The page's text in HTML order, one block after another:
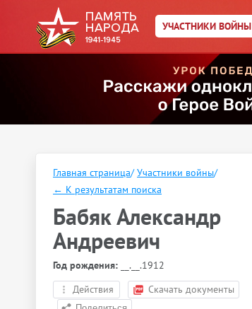
УЧАСТНИКИ ВОЙНЫ
Главная страница/ Участники войны/
← К результатам поиска
Бабяк Александр
Андреевич
Год рождения: __.__.1912
Действия
Скачать документы